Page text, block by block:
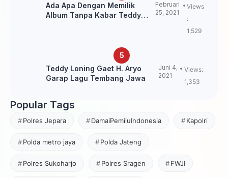
Ada Apa Dengan Memilik
Album Tanpa Kabar Teddy
Februari
25, 2021
Views
:
1,529
Teddy Loning Gaet H. Aryo
Garap Lagu Tembang Jawa
Juni 4,
2021
Views:
1,353
Popular Tags
Polres Jepara DamaiPemiluIndonesia Kapolri
Polda metro jaya Polda Jateng
Polres Sukoharjo Polres Sragen FWJI